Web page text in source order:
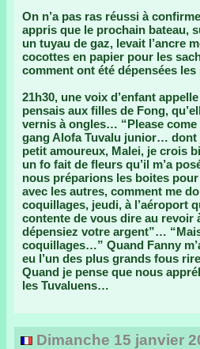
On n’a pas ras réussi à
appris que le prochain bateau,
un tuyau de gaz, levait l’ancre
cocottes en papier pour les
comment ont été dépensées
21h30, une voix d’enfant
pensais aux filles de Fong,
vernis à ongles… “Please
gang Alofa Tuvalu junior… dont
petit amoureux, Malei, je crois
un fo fait de fleurs qu’il m’a
nous préparions les boites
avec les autres, comment me
coquillages, jeudi, à l’aéroport
contente de vous dire au revoir
dépensiez votre argent”…
coquillages…” Quand Fanny
eu l’un des plus grands fous
Quand je pense que nous
les Tuvaluens…
Dimanche 15 janvier